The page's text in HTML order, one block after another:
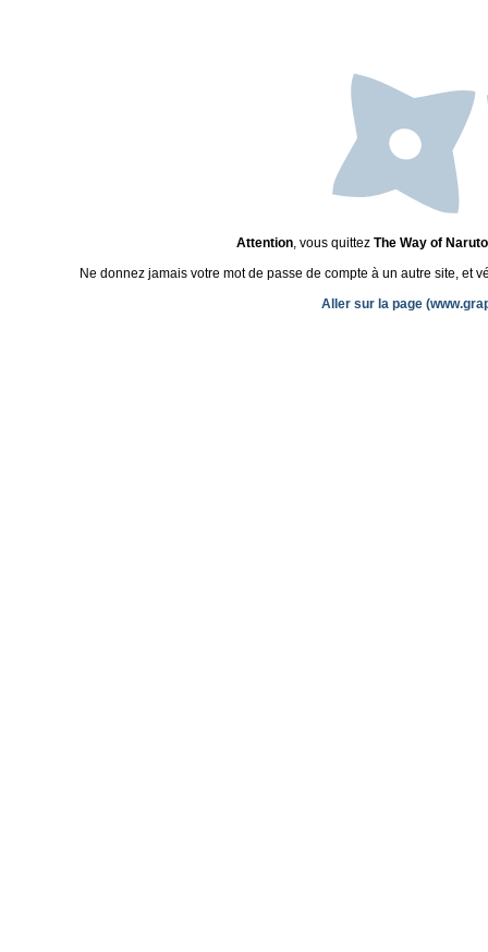
Attention, vous quittez The Way of Naruto
Ne donnez jamais votre mot de passe de compte à un autre site, et
Aller sur la page